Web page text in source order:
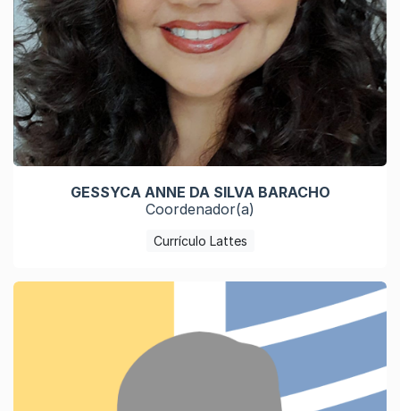
GESSYCA ANNE DA SILVA BARACHO
Coordenador(a)
Currículo Lattes